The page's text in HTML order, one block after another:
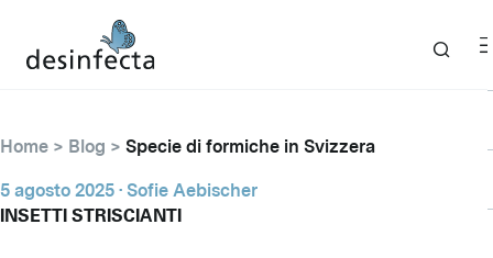
Home Blog Specie di formiche in Svizzera
5 agosto 2025 · Sofie Aebischer
INSETTI STRISCIANTI